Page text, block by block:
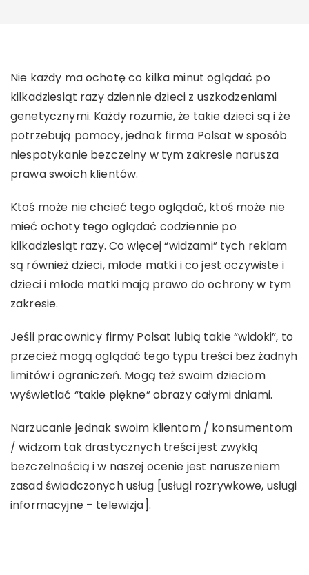
Nie każdy ma ochotę co kilka minut oglądać po
kilkadziesiąt razy dziennie dzieci z uszkodzeniami
genetycznymi. Każdy rozumie, że takie dzieci są i że
potrzebują pomocy, jednak firma Polsat w sposób
niespotykanie bezczelny w tym zakresie narusza
prawa swoich klientów.
Ktoś może nie chcieć tego oglądać, ktoś może nie
mieć ochoty tego oglądać codziennie po
kilkadziesiąt razy. Co więcej “widzami” tych reklam
są również dzieci, młode matki i co jest oczywiste i
dzieci i młode matki mają prawo do ochrony w tym
zakresie.
Jeśli pracownicy firmy Polsat lubią takie “widoki”, to
przecież mogą oglądać tego typu treści bez żadnyh
limitów i ograniczeń. Mogą też swoim dzieciom
wyświetlać “takie piękne” obrazy całymi dniami.
Narzucanie jednak swoim klientom / konsumentom
/ widzom tak drastycznych treści jest zwykłą
bezczelnością i w naszej ocenie jest naruszeniem
zasad świadczonych usług [usługi rozrywkowe, usługi
informacyjne – telewizja].